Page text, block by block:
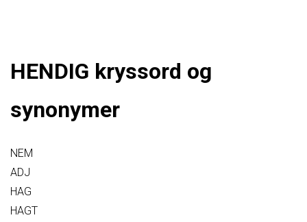
HENDIG kryssord og
synonymer
NEM
ADJ
HAG
HAGT